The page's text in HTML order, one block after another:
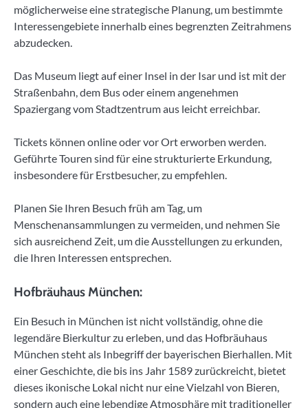
möglicherweise eine strategische Planung, um bestimmte
Interessengebiete innerhalb eines begrenzten Zeitrahmens
abzudecken.
Das Museum liegt auf einer Insel in der Isar und ist mit der
Straßenbahn, dem Bus oder einem angenehmen
Spaziergang vom Stadtzentrum aus leicht erreichbar.
Tickets können online oder vor Ort erworben werden.
Geführte Touren sind für eine strukturierte Erkundung,
insbesondere für Erstbesucher, zu empfehlen.
Planen Sie Ihren Besuch früh am Tag, um
Menschenansammlungen zu vermeiden, und nehmen Sie
sich ausreichend Zeit, um die Ausstellungen zu erkunden,
die Ihren Interessen entsprechen.
Hofbräuhaus München:
Ein Besuch in München ist nicht vollständig, ohne die
legendäre Bierkultur zu erleben, und das Hofbräuhaus
München steht als Inbegriff der bayerischen Bierhallen. Mit
einer Geschichte, die bis ins Jahr 1589 zurückreicht, bietet
dieses ikonische Lokal nicht nur eine Vielzahl von Bieren,
sondern auch eine lebendige Atmosphäre mit traditioneller